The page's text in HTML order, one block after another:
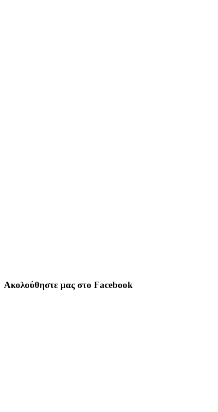
Ακολούθηστε μας στο Facebook